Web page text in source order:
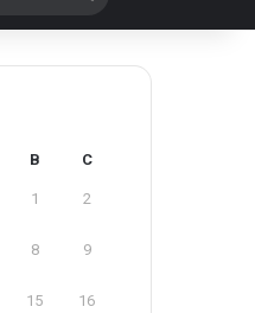
kiếm
B C
1 2
8 9
15 16